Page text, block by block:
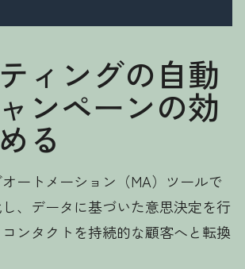
ィングの自動
ンペーンの効
る
ートメーション（MA）ツールで
、データに基づいた意思決定を行
ンタクトを持続的な顧客へと転換